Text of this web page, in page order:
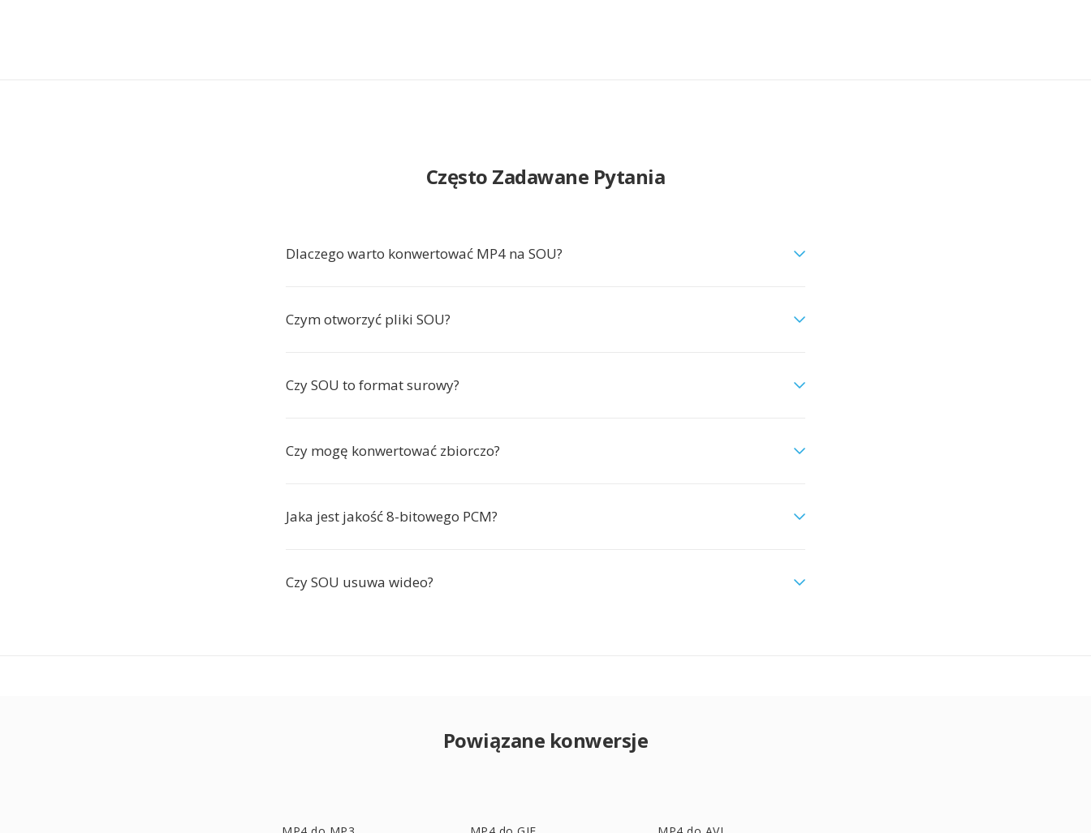
Często Zadawane Pytania
Dlaczego warto konwertować MP4 na SOU?
Czym otworzyć pliki SOU?
Czy SOU to format surowy?
Czy mogę konwertować zbiorczo?
Jaka jest jakość 8-bitowego PCM?
Czy SOU usuwa wideo?
Powiązane konwersje